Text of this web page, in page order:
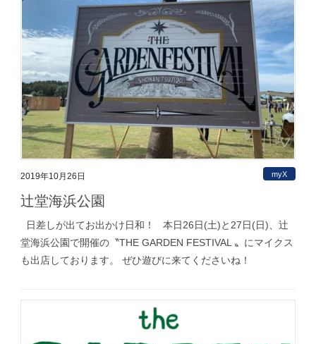
2019年10月26日 myX
辻堂海浜公園
日差しが出てお出かけ日和！ 本日26日(土)と27日(日)、辻
堂海浜公園で開催の〝THE GARDEN FESTIVAL 〟にマイクス
も出店しております。 ぜひ遊びに来てくださいね！